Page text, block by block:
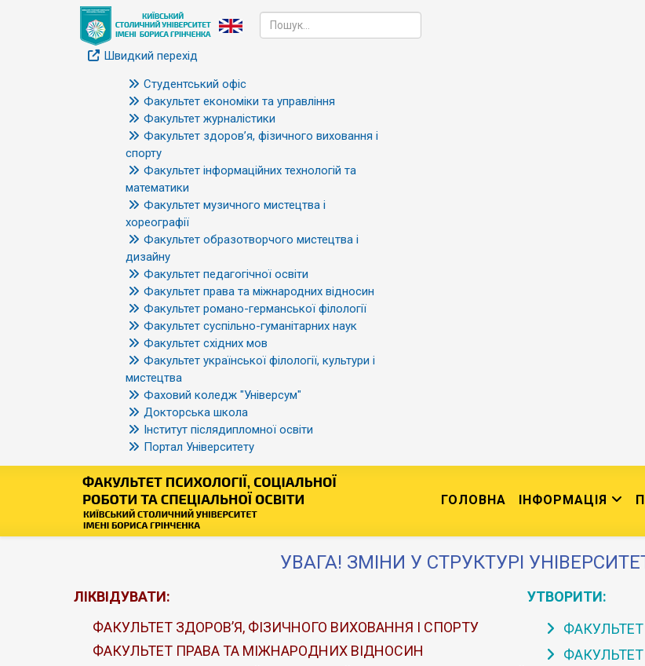
Швидкий перехід
Студентський офіс
Факультет економіки та управління
Факультет журналістики
Факультет здоров’я, фізичного виховання і
спорту
Факультет інформаційних технологій та
математики
Факультет музичного мистецтва і
хореографії
Факультет образотворчого мистецтва і
дизайну
Факультет педагогічної освіти
Факультет права та міжнародних відносин
Факультет романо-германської філології
Факультет суспільно-гуманітарних наук
Факультет східних мов
Факультет української філології, культури і
мистецтва
Фаховий коледж "Універсум"
Докторська школа
Інститут післядипломної освіти
Портал Університету
ГОЛОВНА ІНФОРМАЦІЯ
УВАГА! ЗМІНИ У СТРУКТУРІ
ЛІКВІДУВАТИ:
ФАКУЛЬТЕТ ЗДОРОВ’Я, ФІЗИЧНОГО ВИХОВАННЯ І СПОРТУ
ФАКУЛЬТЕТ ПРАВА ТА МІЖНАРОДНИХ ВІДНОСИН
УТВОРИТИ:
ФАКУЛЬТЕТ